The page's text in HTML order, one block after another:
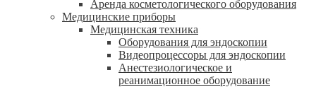
Аренда косметологического оборудования
Медицинские приборы
Медицинская техника
Оборудования для эндоскопии
Видеопроцессоры для эндоскопии
Анестезиологическое и
реанимационное оборудование